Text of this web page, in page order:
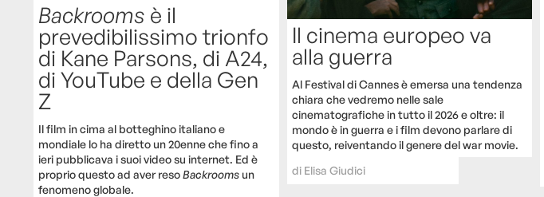
Backrooms è il
prevedibilissimo trionfo
di Kane Parsons, di A24,
di YouTube e della Gen
Z
Il film in cima al botteghino italiano e
mondiale lo ha diretto un 20enne che fino a
ieri pubblicava i suoi video su internet. Ed è
proprio questo ad aver resoBackrooms un
fenomeno globale.
Il cinema europeo va
alla guerra
Al Festival di Cannes è emersa una tendenza
chiara che vedremo nelle sale
cinematografiche in tutto il 2026 e oltre: il
mondo è in guerra e i film devono parlare di
questo, reiventando il genere del war movie.
di Elisa Giudici